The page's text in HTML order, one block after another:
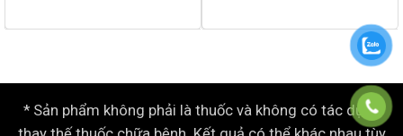
* Sản phẩm không phải là thuốc và không có tác dụng